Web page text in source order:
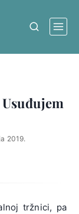
2019.
tržnici, pa